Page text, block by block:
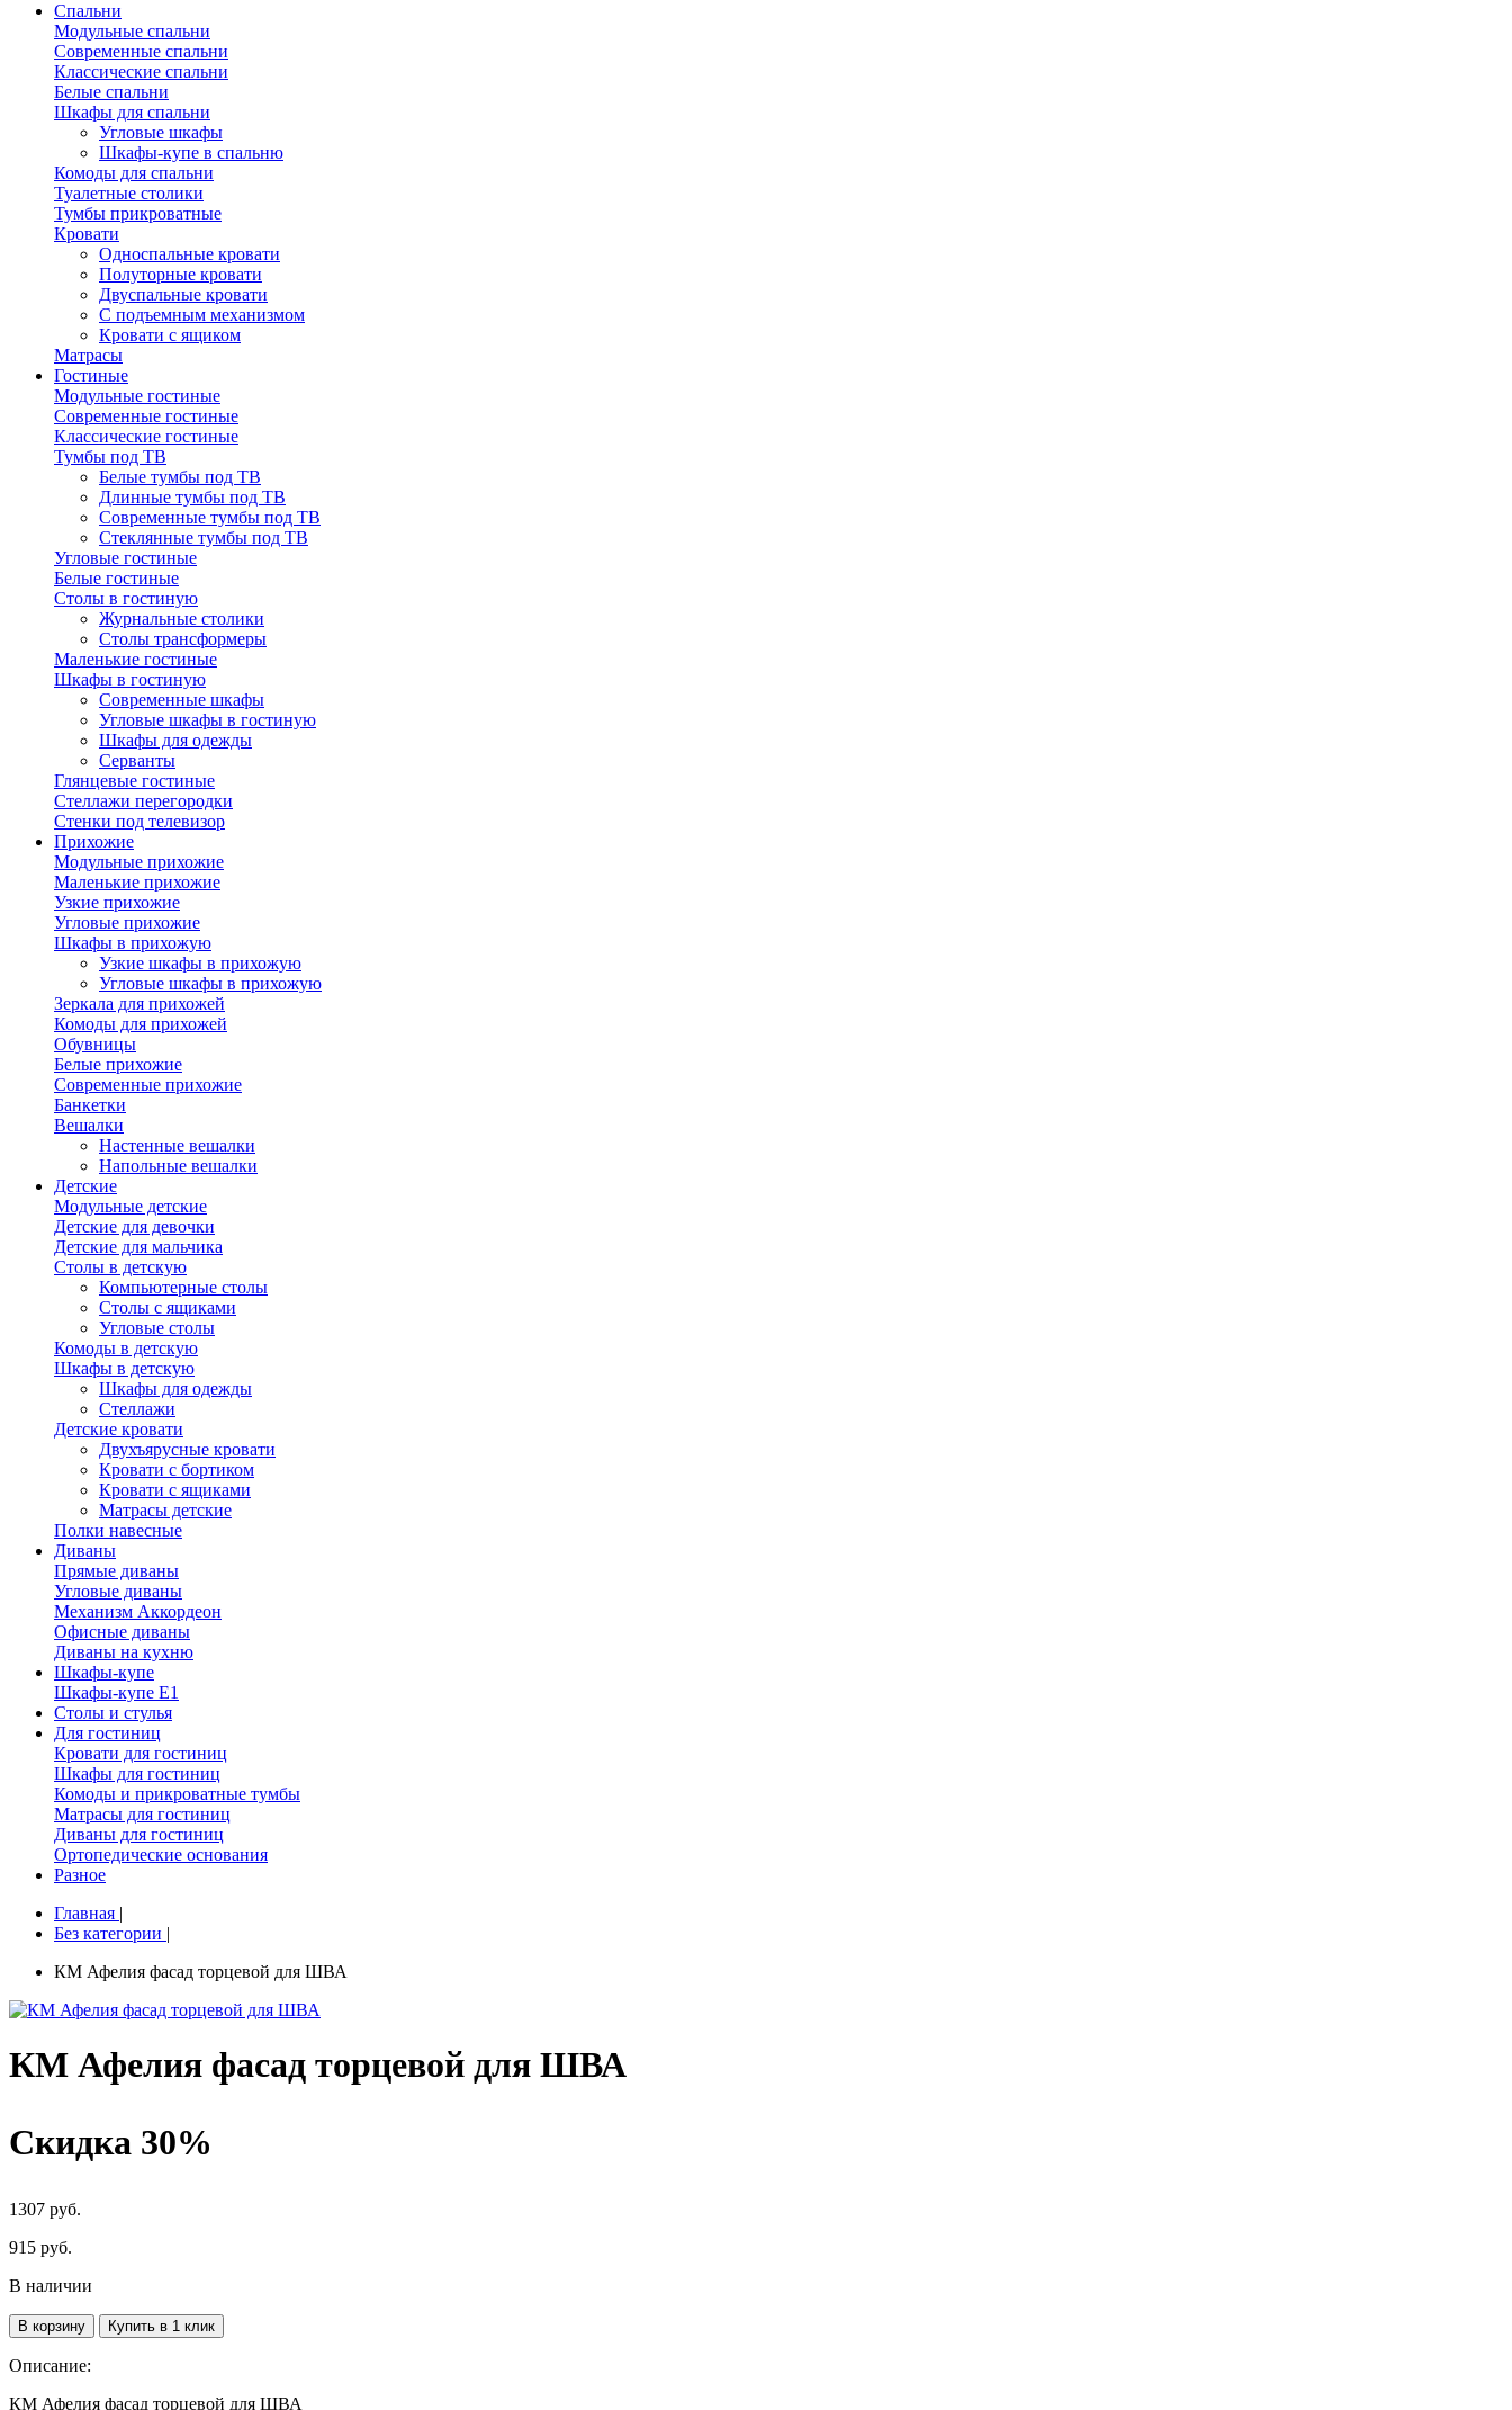
Спальни
Модульные спальни
Современные спальни
Классические спальни
Белые спальни
Шкафы для спальни
Угловые шкафы
Шкафы-купе в спальню
Комоды для спальни
Туалетные столики
Тумбы прикроватные
Кровати
Односпальные кровати
Полуторные кровати
Двуспальные кровати
С подъемным механизмом
Кровати с ящиком
Матрасы
Гостиные
Модульные гостиные
Современные гостиные
Классические гостиные
Тумбы под ТВ
Белые тумбы под ТВ
Длинные тумбы под ТВ
Современные тумбы под ТВ
Стеклянные тумбы под ТВ
Угловые гостиные
Белые гостиные
Столы в гостиную
Журнальные столики
Столы трансформеры
Маленькие гостиные
Шкафы в гостиную
Современные шкафы
Угловые шкафы в гостиную
Шкафы для одежды
Серванты
Глянцевые гостиные
Стеллажи перегородки
Стенки под телевизор
Прихожие
Модульные прихожие
Маленькие прихожие
Узкие прихожие
Угловые прихожие
Шкафы в прихожую
Узкие шкафы в прихожую
Угловые шкафы в прихожую
Зеркала для прихожей
Комоды для прихожей
Обувницы
Белые прихожие
Современные прихожие
Банкетки
Вешалки
Настенные вешалки
Напольные вешалки
Детские
Модульные детские
Детские для девочки
Детские для мальчика
Столы в детскую
Компьютерные столы
Столы с ящиками
Угловые столы
Комоды в детскую
Шкафы в детскую
Шкафы для одежды
Стеллажи
Детские кровати
Двухъярусные кровати
Кровати с бортиком
Кровати с ящиками
Матрасы детские
Полки навесные
Диваны
Прямые диваны
Угловые диваны
Механизм Аккордеон
Офисные диваны
Диваны на кухню
Шкафы-купе
Шкафы-купе Е1
Столы и стулья
Для гостиниц
Кровати для гостиниц
Шкафы для гостиниц
Комоды и прикроватные тумбы
Матрасы для гостиниц
Диваны для гостиниц
Ортопедические основания
Разное
Главная |
Без категории |
КМ Афелия фасад торцевой для ШВА
КМ Афелия фасад торцевой для ШВА
Скидка 30%
1307 руб.
915 руб.
В наличии
В корзину Купить в 1 клик
Описание:
КМ Афелия фасад торцевой для ШВА